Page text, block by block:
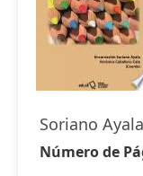
Soriano
Número de